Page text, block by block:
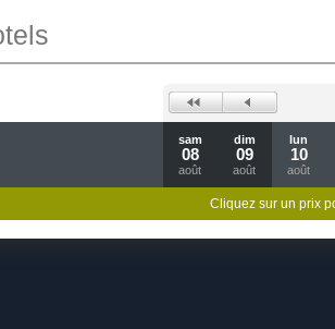
sam
08
août
dim
09
août
lun
10
août
Cliquez sur un prix